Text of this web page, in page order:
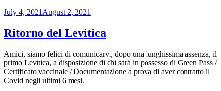
Posted
July 4, 2021 August 2, 2021
Ritorno del Levitica
Amici, siamo felici di comunicarvi, dopo una lunghissima assenza, il
primo Levitica, a disposizione di chi sarà in possesso di Green Pass /
Certificato vaccinale / Documentazione a prova di aver contratto il
Covid negli ultimi 6 mesi.